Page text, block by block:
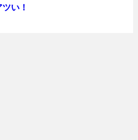
い！